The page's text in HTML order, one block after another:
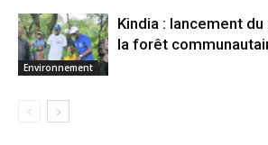
Environnement
Kindia : lancement
la forêt